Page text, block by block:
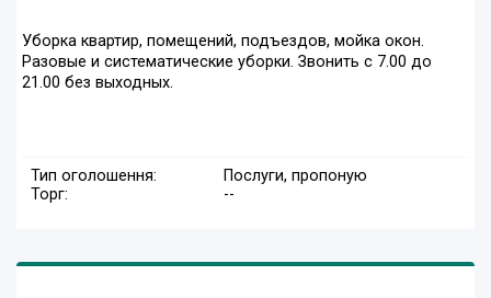
Уборка квартир, помещений, подъездов, мойка окон.
Разовые и систематические уборки. Звонить с 7.00 до
21.00 без выходных.
Тип оголошення:
Послуги, пропоную
Торг:
--